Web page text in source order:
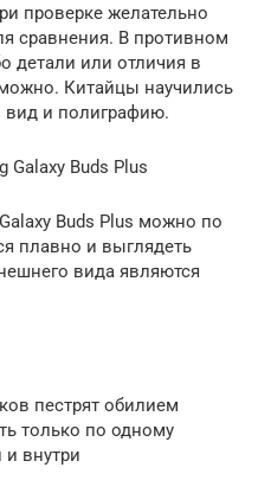
проверке желательно
сравнения. В противном
детали или отличия в
Китайцы научились
и полиграфию.
Galaxy Buds Plus
Buds Plus можно по
плавно и выглядеть
вида являются
пестрят обилием
только по одному
и внутри